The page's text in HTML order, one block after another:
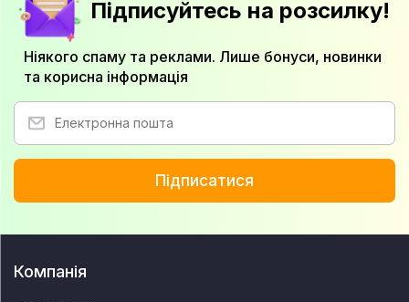
Підписуйтесь на розсилку!
Ніякого спаму та реклами. Лише бонуси, новинки
та корисна інформація
Підписатися
Компанія